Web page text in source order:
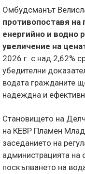
Омбудсманът
противопоставя
енергийно и водно
увеличение на
2026 г. с над 2,62%
убедителни
водата гражданите
надеждна и
Становището на
на КЕВР Пламен
заседанието на
администрацията на
поскъпването на